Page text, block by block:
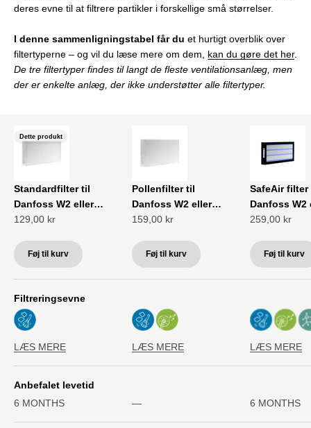
deres evne til at filtrere partikler i forskellige små størrelser.
I denne sammenligningstabel får du et hurtigt overblik over
filtertyperne – og vil du læse mere om dem, kan du gøre det her.
De tre filtertyper findes til langt de fleste ventilationsanlæg, men
der er enkelte anlæg, der ikke understøtter alle filtertyper.
Dette produkt
Standardfilter til
Danfoss W2 eller
Dantherm HCV 5
Salgspris
129,00 kr
Føj til kurv
Pollenfilter til
Danfoss W2 eller
Dantherm HCV 5
Salgspris
159,00 kr
Føj til kurv
SafeAir filter
Danfoss W2
Dantherm
Salgspris
259,00 kr
Føj til kurv
Filtreringsevne
LÆS MERE LÆS MERE LÆS MERE
Anbefalet levetid
6 MONTHS
— 6 MONTHS